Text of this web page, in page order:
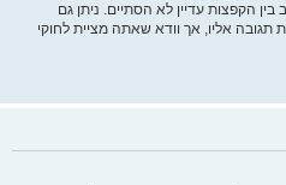
בין הקפצות עדיין לא הסתיים. ניתן גם
אליו, אך וודא שאתה מציית לחוקי